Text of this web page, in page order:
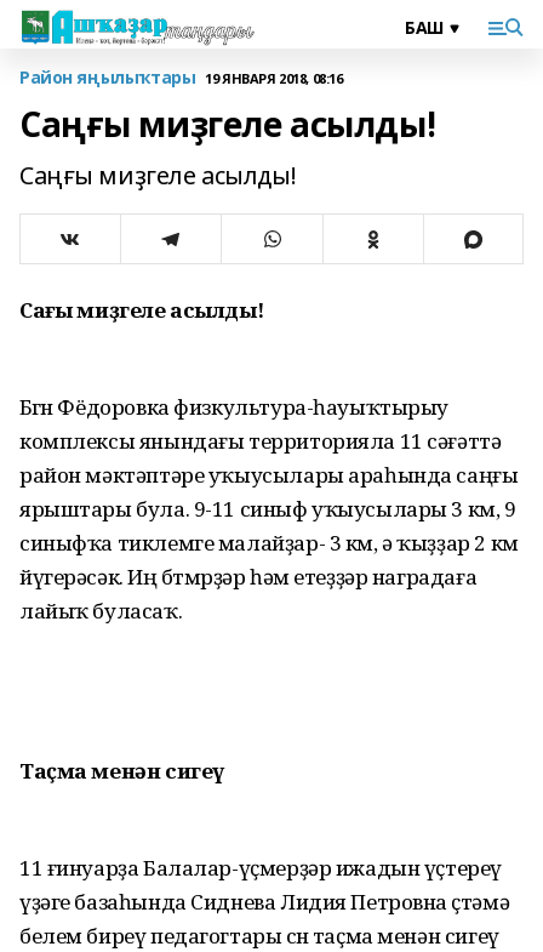
Район яңылыҡтары 19 ЯНВАРЯ 2018, 08:16
Саңғы миҙгеле асылды!
Саңғы миҙгеле асылды!
Саңғы миҙгеле асылды!
Бөгөн Фёдоровка физкультура-һауыҡтырыу
комплексы янындағы территорияла 11 сәғәттә
район мәктәптәре уҡыусылары араһында саңғы
ярыштары була. 9-11 синыф уҡыусылары 3 км, 9
синыфҡа тиклемге малайҙар- 3 км, ә ҡыҙҙар 2 км
йүгерәсәк. Иң бөтмөрҙәр һәм етеҙҙәр наградаға
лайыҡ буласаҡ.
Таҫма менән сигеү
11 ғинуарҙа Балалар-үҫмерҙәр ижадын үҫтереү
үҙәге базаһында Сиднева Лидия Петровна өҫтәмә
белем биреү педагогтары өсөн таҫма менән сигеү